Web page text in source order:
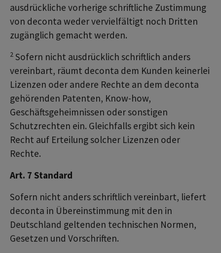
ausdrückliche vorherige schriftliche Zustimmung
von deconta weder vervielfältigt noch Dritten
zugänglich gemacht werden.
2 Sofern nicht ausdrücklich schriftlich anders
vereinbart, räumt deconta dem Kunden keinerlei
Lizenzen oder andere Rechte an dem deconta
gehörenden Patenten, Know-how,
Geschäftsgeheimnissen oder sonstigen
Schutzrechten ein. Gleichfalls ergibt sich kein
Recht auf Erteilung solcher Lizenzen oder
Rechte.
Art. 7 Standard
Sofern nicht anders schriftlich vereinbart, liefert
deconta in Übereinstimmung mit den in
Deutschland geltenden technischen Normen,
Gesetzen und Vorschriften.